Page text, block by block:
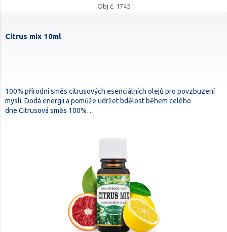
Obj.č. 1745
Citrus mix 10ml
100% přírodní směs citrusových esenciálních olejů pro povzbuzení
mysli. Dodá energii a pomůže udržet bdělost během celého
dne.Citrusová směs 100%…